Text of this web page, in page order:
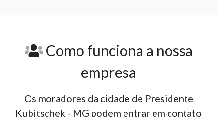
Como funciona a nossa
empresa
Os moradores da cidade de Presidente
Kubitschek - MG podem entrar em contato